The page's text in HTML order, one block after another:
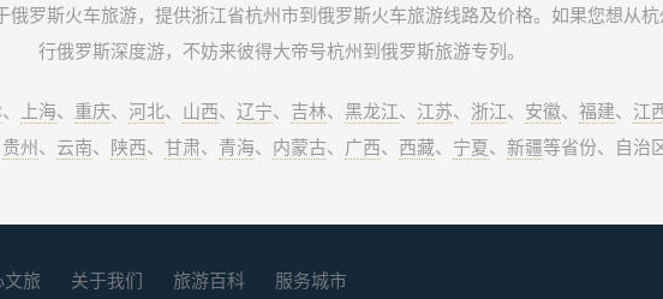
罗斯火车旅游，提供浙江省杭州市到俄罗斯火车旅游线路及价格。如果您想从
行俄罗斯深度游，不妨来彼得大帝号杭州到俄罗斯旅游专列。
、 上海、 重庆、 河北、 山西、 辽宁、 吉林、 黑龙江、 江苏、 浙江、 安徽、 福建、 江
贵州、 云南、 陕西、 甘肃、 青海、 内蒙古、 广西、 西藏、 宁夏、 新疆等省份、自治
文旅 关于我们 旅游百科 服务城市